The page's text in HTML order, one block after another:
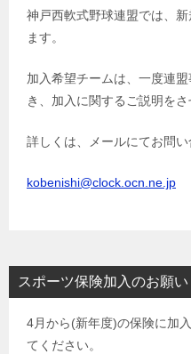
神戸西軟式野球連盟では、
ます。
加入希望チームは、一度連
き、加入に関するご説明をさ
詳しくは、メールにてお問い
kobenishi@clock.ocn.ne.jp
スポーツ保険加入のお願い
4月から(新年度)の保険に加
てください。